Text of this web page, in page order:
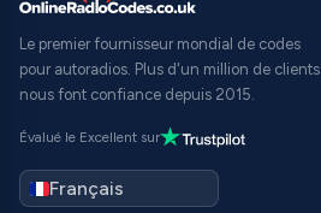
Le premier fournisseur mondial de codes
pour autoradios. Plus d'un million de clients
nous font confiance depuis 2015.
Évalué le Excellent sur